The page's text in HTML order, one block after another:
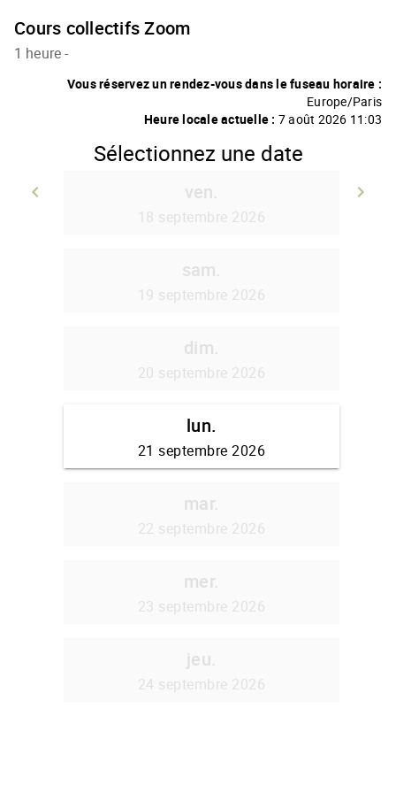
Cours collectifs Zoom
1 heure-
Vous réservez un rendez-vous dans le fuseau horaire :
Europe/Paris
Heure locale actuelle : 7 août 2026 11:03
Sélectionnez une date
keyboard_arrow_left
keyboard_arrow_right
ven.
18 septembre 2026
sam.
19 septembre 2026
dim.
20 septembre 2026
lun.
21 septembre 2026
mar.
22 septembre 2026
mer.
23 septembre 2026
jeu.
24 septembre 2026